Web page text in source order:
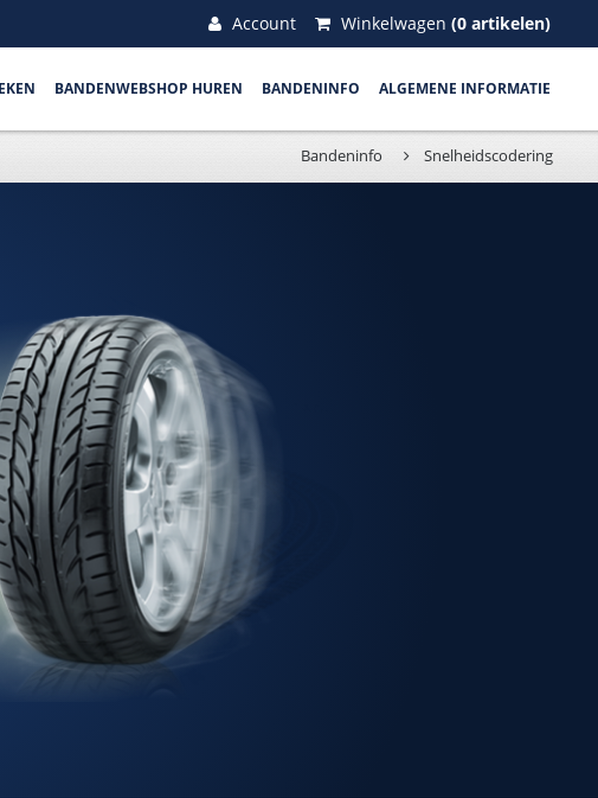
Account Winkelwagen (0 artikelen)
BANDENWEBSHOP HUREN BANDENINFO ALGEMENE INFORMATIE
Bandeninfo Snelheidscodering